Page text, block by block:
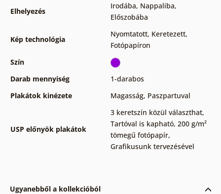
Elhelyezés
Irodába, Nappaliba,
Előszobába
Kép technológia
Nyomtatott, Keretezett,
Fotópapíron
Szín
Darab mennyiség
1-darabos
Plakátok kinézete
Magasság, Paszpartuval
USP előnyök plakátok
3 keretszín közül választhat,
Tartóval is kapható, 200 g/m²
tömegű fotópapír,
Grafikusunk tervezésével
Ugyanebből a kollekcióból